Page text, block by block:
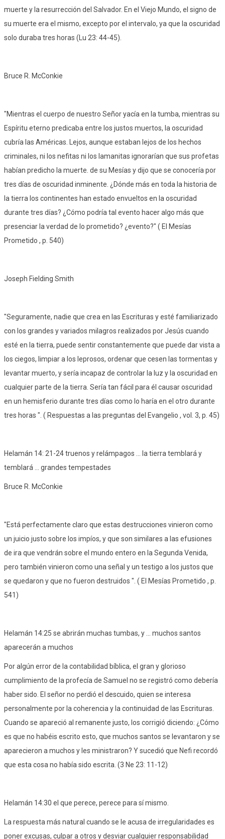
muerte y la resurrección del Salvador. En el Viejo Mundo, el signo de
su muerte era el mismo, excepto por el intervalo, ya que la oscuridad
solo duraba tres horas (Lu 23: 44-45).
Bruce R. McConkie
"Mientras el cuerpo de nuestro Señor yacía en la tumba, mientras su
Espíritu eterno predicaba entre los justos muertos, la oscuridad
cubría las Américas. Lejos, aunque estaban lejos de los hechos
criminales, ni los nefitas ni los lamanitas ignorarían que sus profetas
habían predicho la muerte. de su Mesías y dijo que se conocería por
tres días de oscuridad inminente. ¿Dónde más en toda la historia de
la tierra los continentes han estado envueltos en la oscuridad
durante tres días? ¿Cómo podría tal evento hacer algo más que
presenciar la verdad de lo prometido? ¿evento?" ( El Mesías
Prometido , p. 540)
Joseph Fielding Smith
"Seguramente, nadie que crea en las Escrituras y esté familiarizado
con los grandes y variados milagros realizados por Jesús cuando
esté en la tierra, puede sentir constantemente que puede dar vista a
los ciegos, limpiar a los leprosos, ordenar que cesen las tormentas y
levantar muerto, y sería incapaz de controlar la luz y la oscuridad en
cualquier parte de la tierra. Sería tan fácil para él causar oscuridad
en un hemisferio durante tres días como lo haría en el otro durante
tres horas ". ( Respuestas a las preguntas del Evangelio , vol. 3, p. 45)
Helamán 14: 21-24 truenos y relámpagos ... la tierra temblará y
temblará ... grandes tempestades
Bruce R. McConkie
"Está perfectamente claro que estas destrucciones vinieron como
un juicio justo sobre los impíos, y que son similares a las efusiones
de ira que vendrán sobre el mundo entero en la Segunda Venida,
pero también vinieron como una señal y un testigo a los justos que
se quedaron y que no fueron destruidos ". ( El Mesías Prometido , p.
541)
Helamán 14:25 se abrirán muchas tumbas, y ... muchos santos
aparecerán a muchos
Por algún error de la contabilidad bíblica, el gran y glorioso
cumplimiento de la profecía de Samuel no se registró como debería
haber sido. El señor no perdió el descuido, quien se interesa
personalmente por la coherencia y la continuidad de las Escrituras.
Cuando se apareció al remanente justo, los corrigió diciendo: ¿Cómo
es que no habéis escrito esto, que muchos santos se levantaron y se
aparecieron a muchos y les ministraron? Y sucedió que Nefi recordó
que esta cosa no había sido escrita. (3 Ne 23: 11-12)
Helamán 14:30 el que perece, perece para sí mismo.
La respuesta más natural cuando se le acusa de irregularidades es
poner excusas, culpar a otros y desviar cualquier responsabilidad